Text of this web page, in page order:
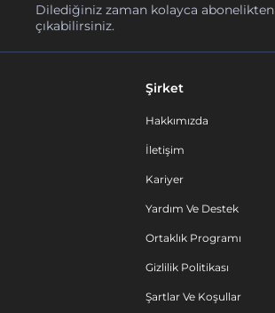
Dilediğiniz zaman kolayca abonelikten
çıkabilirsiniz.
Şirket
Hakkımızda
İletişim
Kariyer
Yardım Ve Destek
Ortaklık Programı
Gizlilik Politikası
Şartlar Ve Koşullar